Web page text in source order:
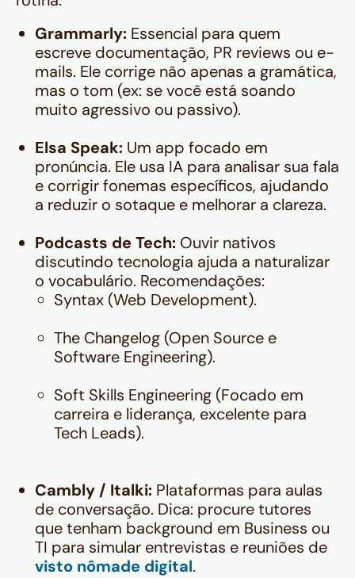
Grammarly: Essencial para quem
escreve documentação, PR reviews ou e-
mails. Ele corrige não apenas a gramática,
mas o tom (ex: se você está soando
muito agressivo ou passivo).
Elsa Speak: Um app focado em
pronúncia. Ele usa IA para analisar sua fala
e corrigir fonemas específicos, ajudando
a reduzir o sotaque e melhorar a clareza.
Podcasts de Tech: Ouvir nativos
discutindo tecnologia ajuda a naturalizar
o vocabulário. Recomendações:
Syntax (Web Development).
The Changelog (Open Source e
Software Engineering).
Soft Skills Engineering (Focado em
carreira e liderança, excelente para
Tech Leads).
Cambly / Italki: Plataformas para aulas
de conversação. Dica: procure tutores
que tenham background em Business ou
TI para simular entrevistas e reuniões de
visto nômade digital.